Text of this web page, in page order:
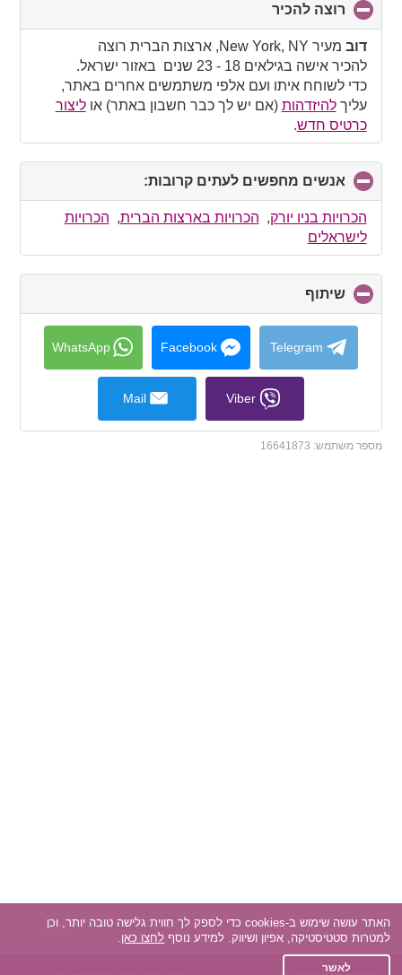
רוצה להכיר
to
collapse
contents
דוב
מעיר New York, NY, ארצות הברית רוצה
להכיר אישה בגילאים 18 - 23 שנים באזור ישראל.
כדי לשוחח איתו ועם אלפי משתמשים אחרים באתר,
עליךלהיזדהות (אם יש לך כבר חשבון באתר) אוליצור
כרטיס חדש.
אנשים מחפשים לעתים קרובות:
to
collapse
הכרויות בניו יורק, הכרויות בארצות הברית, הכרויות
לישראלים
שיתוף
to
collapse
contents
Telegram
Facebook
WhatsApp
Viber
Mail
מספר משתמש: 16641873
האתר עושה שימוש ב-cookies כדי לספק לך חווית גלישה טובה יותר, וכן
למטרות סטטיסטיקה, אפיון ושיווק. למידע נוסף לחצו כאן.
לאשר